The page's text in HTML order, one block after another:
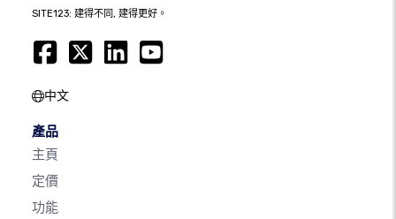
SITE123: 建得不同, 建得更好。
中文
產品
主頁
定價
功能